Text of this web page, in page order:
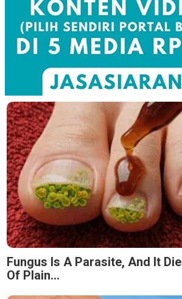
Fungus Is A Parasite, And It
Of Plain...